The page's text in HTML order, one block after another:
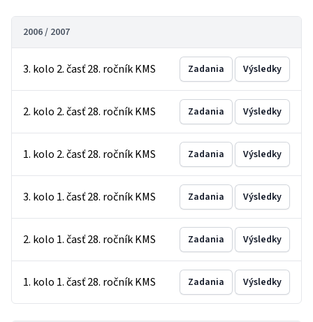
2006 / 2007
3. kolo 2. časť 28. ročník KMS Zadania Výsledky
2. kolo 2. časť 28. ročník KMS Zadania Výsledky
1. kolo 2. časť 28. ročník KMS Zadania Výsledky
3. kolo 1. časť 28. ročník KMS Zadania Výsledky
2. kolo 1. časť 28. ročník KMS Zadania Výsledky
1. kolo 1. časť 28. ročník KMS Zadania Výsledky